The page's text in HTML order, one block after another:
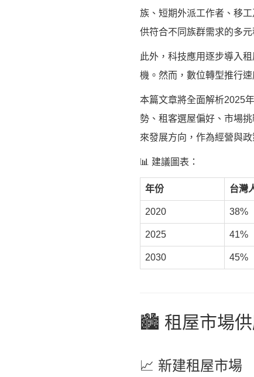
族、短期外派工作者、移
供符合不同族群需求的多
此外，科技應用逐步導入
機。然而，數位轉型推行
本篇文章將全面解析2025
勢、租客選屋偏好、市場
來發展方向，作為經營與
📊 建議圖表：
年份 台灣
2020 38%
2025 41%
2030 45%
🏙️ 租屋市場供
📈 新建租屋市場